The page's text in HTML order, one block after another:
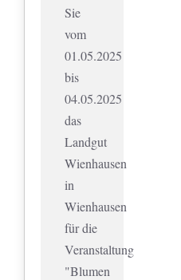
Sie
vom
01.05.2025
bis
04.05.2025
das
Landgut
Wienhausen
in
Wienhausen
für die
Veranstaltung
"Blumen